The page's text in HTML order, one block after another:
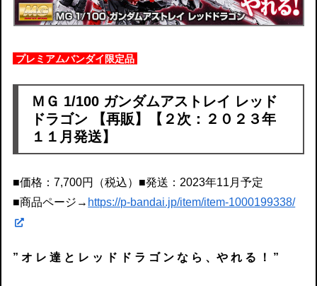
プレミアムバンダイ限定品
ＭＧ 1/100 ガンダムアストレイ レッド
ドラゴン 【再販】【２次：２０２３年
１１月発送】
■価格：7,700円（税込）■発送：2023年11月予定
■商品ページ→ https://p-bandai.jp/item/item-1000199338/
” オ レ 達 と レ ッ ド ド ラ ゴ ン な ら 、や れ る ！ ”